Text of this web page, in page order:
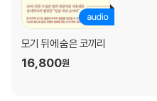
통로 5: 자기 이미지와 타자 이미지
통로 6: 지나온 삶
5장 마음의 평정을 되찾는 방법
모기 뒤에 숨은 코끼리
16,800원